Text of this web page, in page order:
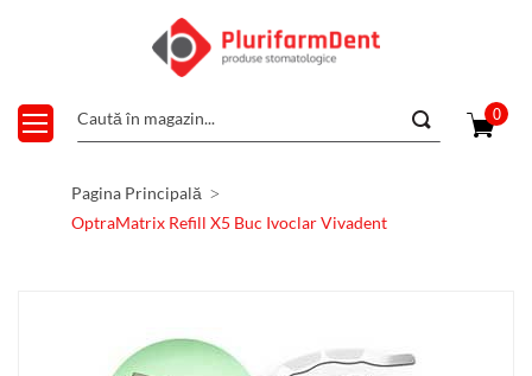
0
Pagina Principală
OptraMatrix Refill X5 Buc Ivoclar Vivadent